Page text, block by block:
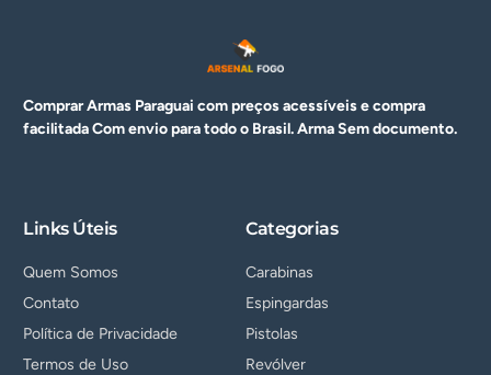
Comprar Armas Paraguai com preços acessíveis e compra
facilitada Com envio para todo o Brasil. ArmaSem documento.
Links Úteis
Quem Somos
Contato
Política de Privacidade
Termos de Uso
Categorias
Carabinas
Espingardas
Pistolas
Revólver